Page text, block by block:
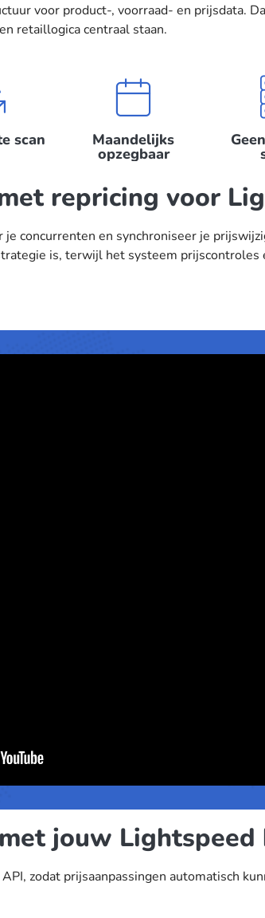
voor product-, voorraad- en prijsdata.
retaillogica centraal staan.
scan Maandelijks
opzegbaar
repricing voor
concurrenten en synchroniseer je
is, terwijl het systeem prijscontroles
jouw
zodat prijsaanpassingen automatisch